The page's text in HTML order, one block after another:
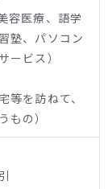
容医療、語学
塾、パソコン
ービス）
等を訪ねて、
もの）